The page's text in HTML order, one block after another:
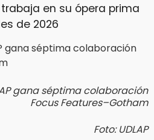
en su ópera prima
de 2026
gana séptima colaboración
Focus Features–Gotham
Foto: UDLAP